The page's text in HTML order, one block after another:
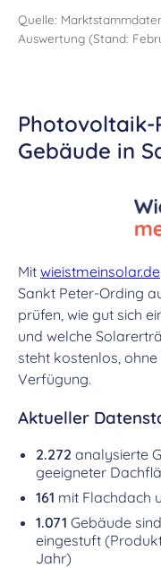
Quelle:
Auswertung (Stand:
Gebäude in
Mit wieistmeinsolar.de
Sankt Peter-Ording
prüfen, wie gut sich
und welche
steht kostenlos,
Verfügung.
Aktueller
2.272 analysierte
geeigneter
161 mit Flachdach
1.071 Gebäude
eingestuft
Jahr)